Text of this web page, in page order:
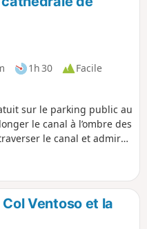
1h 30
Facile
sur le parking public au
le canal à l’ombre des
le canal et admirer
le passage piéton
ville pour découvrir la
Ventoso et la